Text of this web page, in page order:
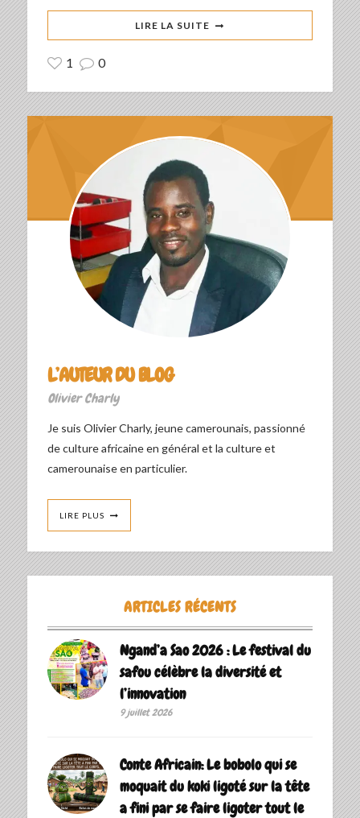
LIRE LA SUITE
1 0
L’AUTEUR DU BLOG
Olivier Charly
Je suis Olivier Charly, jeune camerounais, passionné
de culture africaine en général et la culture et
camerounaise en particulier.
LIRE PLUS
ARTICLES RÉCENTS
Ngand’a Sao 2026 : Le festival du
safou célèbre la diversité et
l’innovation
9 juillet 2026
Conte Africain: Le bobolo qui se
moquait du koki ligoté sur la tête
a fini par se faire ligoter tout le